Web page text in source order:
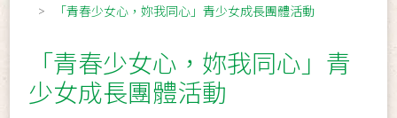
「青春少女心，妳我同心」青少女成長團體活動
「青春少女心，妳我同心」青
少女成長團體活動